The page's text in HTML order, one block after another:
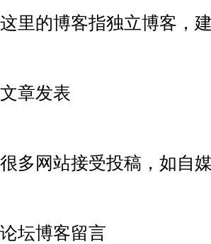
这里的博客指独立博客，
文章发表
很多网站接受投稿，如自
论坛博客留言